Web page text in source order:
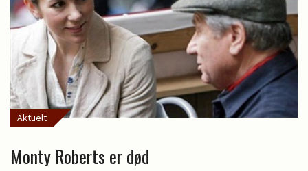
Aktuelt
Monty Roberts er død